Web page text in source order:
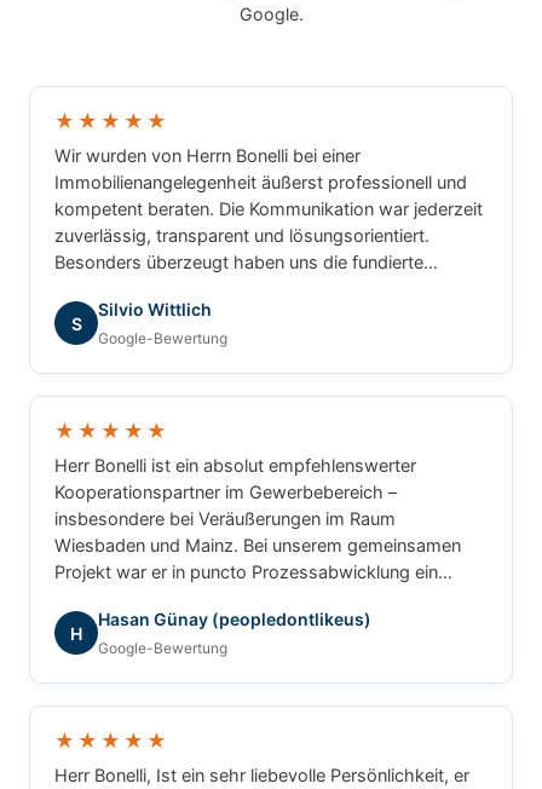
Google.
★★★★★
Wir wurden von Herrn Bonelli bei einer
Immobilienangelegenheit äußerst professionell und
kompetent beraten. Die Kommunikation war jederzeit
zuverlässig, transparent und lösungsorientiert.
Besonders überzeugt haben uns die fundierte
Anliegen und das sehr gute Verständnis für die
besonderen Anforderungen. Wir haben uns während
des gesamten Prozesses bestens betreut gefühlt
und können Herrn Bonelli uneingeschränkt
weiterempfehlen. Vielen Dank für die hervorragende
S
Silvio Wittlich
Google-Bewertung
★★★★★
Herr Bonelli ist ein absolut empfehlenswerter
Kooperationspartner im Gewerbebereich –
insbesondere bei Veräußerungen im Raum
Wiesbaden und Mainz. Bei unserem gemeinsamen
Projekt war er in puncto Prozessabwicklung ein
ergebnisorientiert. Für gewerbliche Transaktionen
würde ich jederzeit wieder mit ihm
zusammenarbeiten.
H
Hasan Günay (peopledontlikeus)
Google-Bewertung
★★★★★
Herr Bonelli, Ist ein sehr liebevolle Persönlichkeit, er